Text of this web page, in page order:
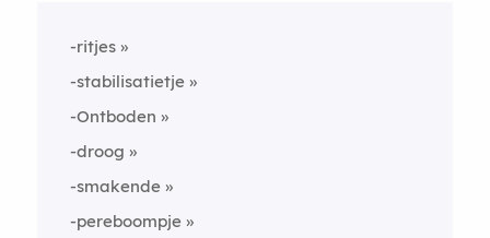
-ritjes
-stabilisatietje
-Ontboden
-droog
-smakende
-pereboompje